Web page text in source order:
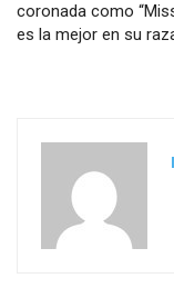
coronada como
es la mejor en su